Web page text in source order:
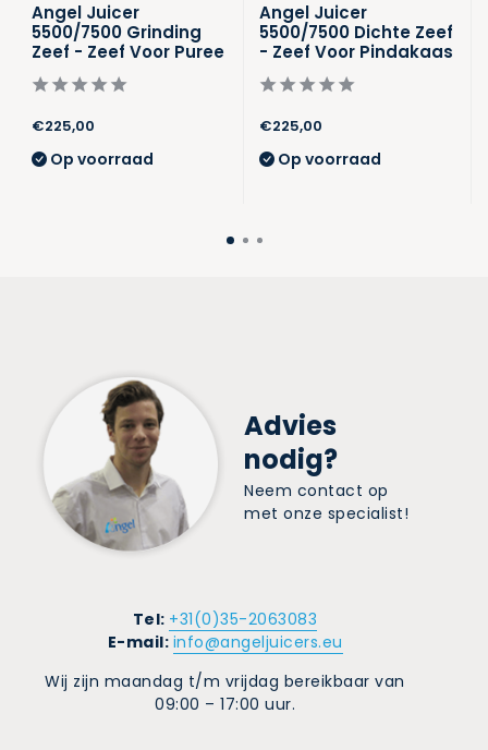
Angel Juicer
5500/7500 Grinding
Zeef - Zeef Voor Puree
€225,00
Op voorraad
Angel Juicer
5500/7500 Dichte Zeef
- Zeef Voor Pindakaas
€225,00
Op voorraad
Advies
nodig?
Neem contact op
met onze specialist!
Tel: +31(0)35-2063083
E-mail: info@angeljuicers.eu
Wij zijn maandag t/m vrijdag bereikbaar van
09:00 – 17:00 uur.